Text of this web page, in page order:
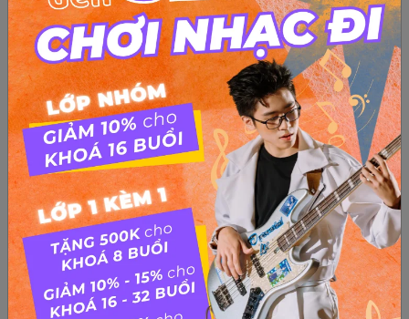
Nhạc Jazz và các thể loại nhạc Jazz
Nhạc Jazz và các (biến) thể loại nhạc Jazz Jazz, thể loại rất
chill, phủ lên mình một màu sắc sang trọng ẩn chứa trong
những giai điệu du dương ma mị, những cung âm khác lạ và
đầy cuốn hút. Là một người yêu âm nhạc, chắc hẳn các...